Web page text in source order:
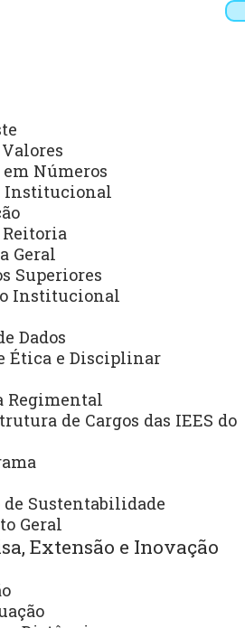
Telefones
Campus
Números
Institucional
Reitoria
Geral
Superiores
Institucional
Dados
Ética e Disciplinar
Regimental
de Cargos das IEES do
Sustentabilidade
Geral
Extensão e Inovação
o que
as cartas de serviços de
unidades
os itens da carta